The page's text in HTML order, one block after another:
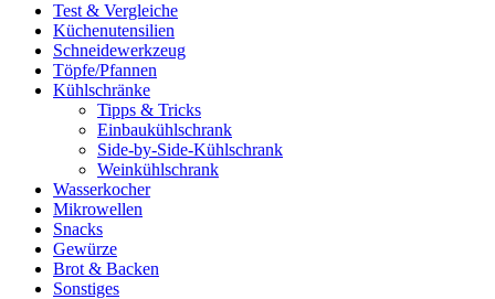
Test & Vergleiche
Küchenutensilien
Schneidewerkzeug
Töpfe/Pfannen
Kühlschränke
Tipps & Tricks
Einbaukühlschrank
Side-by-Side-Kühlschrank
Weinkühlschrank
Wasserkocher
Mikrowellen
Snacks
Gewürze
Brot & Backen
Sonstiges